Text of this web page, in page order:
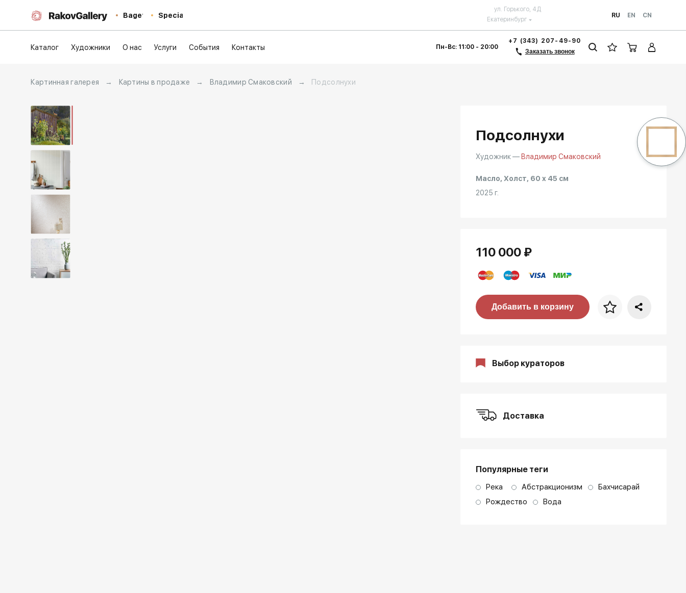
Baget Special Екатеринбург
ул. Горького, 4Д
RU
EN CN
Каталог Художники О нас Услуги События Контакты Пн-Вс: 11:00 - 20:00
+7 (343) 207-49-90
Заказать звонок
Картинная галерея → Картины в продаже → Владимир Смаковский → Подсолнухи
Подсолнухи
Художник — Владимир Смаковский
Масло, Холст, 60 x 45 см
2025 г.
110 000 ₽
Цена за багет
Добавить в корзину
Выбор кураторов
Доставка
Популярные теги
Река Абстракционизм
Бахчисарай
Рождество
Вода